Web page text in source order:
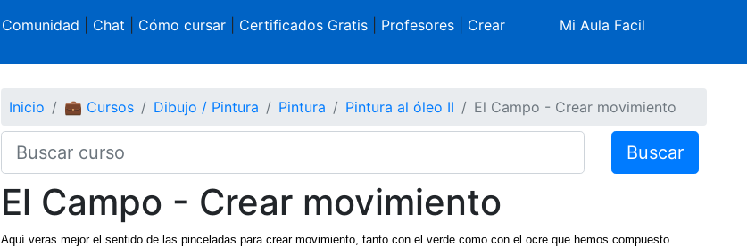
Comunidad Chat Cómo cursar| Certificados Gratis| Profesores| Crear
Mi Aula Facil
Inicio 💼 Cursos Dibujo / Pintura Pintura Pintura al óleo II El Campo - Crear movimiento
Buscar
El Campo - Crear movimiento
Aquí veras mejor el sentido de las pinceladas para crear movimiento, tanto con el verde como con el ocre que hemos compuesto.